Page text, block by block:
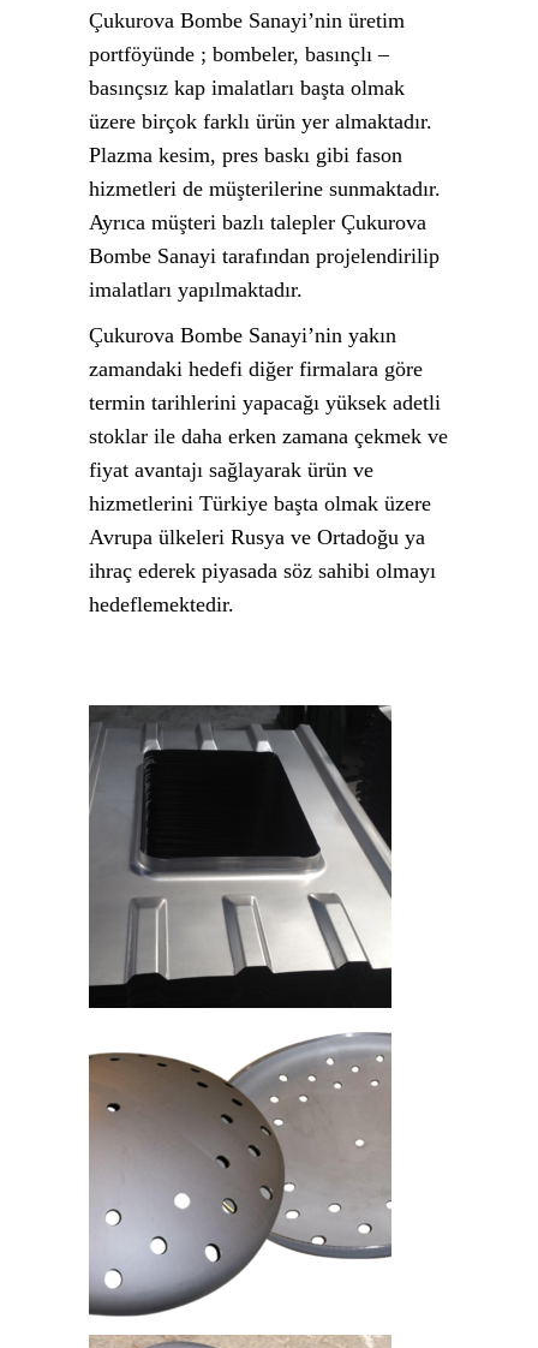
Çukurova Bombe Sanayi’nin üretim
portföyünde ; bombeler, basınçlı –
basınçsız kap imalatları başta olmak
üzere birçok farklı ürün yer almaktadır.
Plazma kesim, pres baskı gibi fason
hizmetleri de müşterilerine sunmaktadır.
Ayrıca müşteri bazlı talepler Çukurova
Bombe Sanayi tarafından projelendirilip
imalatları yapılmaktadır.
Çukurova Bombe Sanayi’nin yakın
zamandaki hedefi diğer firmalara göre
termin tarihlerini yapacağı yüksek adetli
stoklar ile daha erken zamana çekmek ve
fiyat avantajı sağlayarak ürün ve
hizmetlerini Türkiye başta olmak üzere
Avrupa ülkeleri Rusya ve Ortadoğu ya
ihraç ederek piyasada söz sahibi olmayı
hedeflemektedir.